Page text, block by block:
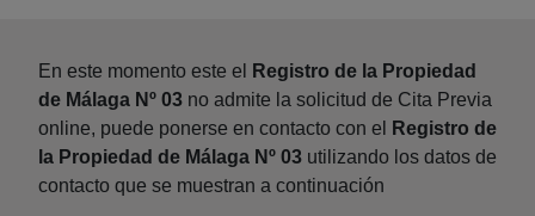
En este momento este el
Registro de la Propiedad
de Málaga Nº 03 no admite la solicitud de Cita Previa
online, puede ponerse en contacto con el
Registro de
la Propiedad de Málaga Nº 03 utilizando los datos de
contacto que se muestran a continuación